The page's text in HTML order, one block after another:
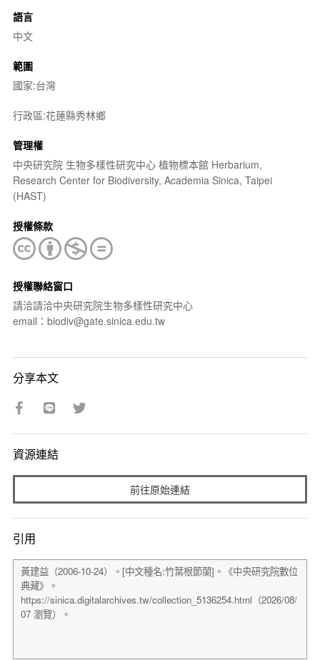
語言
中文
範圍
國家:台灣
行政區:花蓮縣秀林鄉
管理權
中央研究院 生物多樣性研究中心 植物標本館 Herbarium,
Research Center for Biodiversity, Academia Sinica, Taipei
(HAST)
授權條款
授權聯絡窗口
請洽請洽中央研究院生物多樣性研究中心
email：biodiv@gate.sinica.edu.tw
分享本文
資源連結
前往原始連結
引用